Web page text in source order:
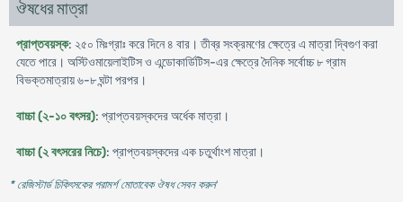
ঔষধের মাত্রা
প্রাপ্তবয়স্ক: ২৫০ মিঃগ্রাঃ করে দিনে ৪ বার। তীব্র সংক্রমণের ক্ষেত্রে এ মাত্রা দ্বিগুণ করা
যেতে পারে। অস্টিওমায়েলাইটিস ও এন্ডোকার্ডিটিস-এর ক্ষেত্রে দৈনিক সর্বোচ্চ ৮ গ্রাম
বিভক্তমাত্রায় ৬-৮ ঘন্টা পরপর।
বাচ্চা (২-১০ বৎসর): প্রাপ্তবয়স্কদের অর্ধেক মাত্রা।
বাচ্চা (২ বৎসরের নিচে): প্রাপ্তবয়স্কদের এক চতুর্থাংশ মাত্রা।
* রেজিস্টার্ড চিকিৎসকের পরামর্শ মোতাবেক ঔষধ সেবন করুন'